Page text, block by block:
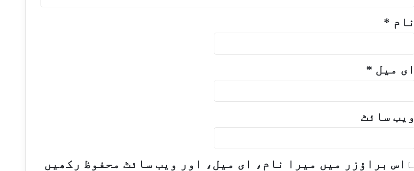
نام *
ای میل *
ویب‌ سائٹ
اس براؤزر میں میرا نام، ای میل، اور ویب سائٹ محفوظ رکھیں